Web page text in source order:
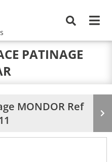
PATINAGE
MONDOR Ref